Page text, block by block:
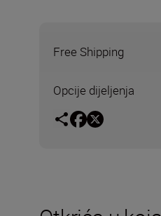
Free Shipping
Opcije dijeljenja